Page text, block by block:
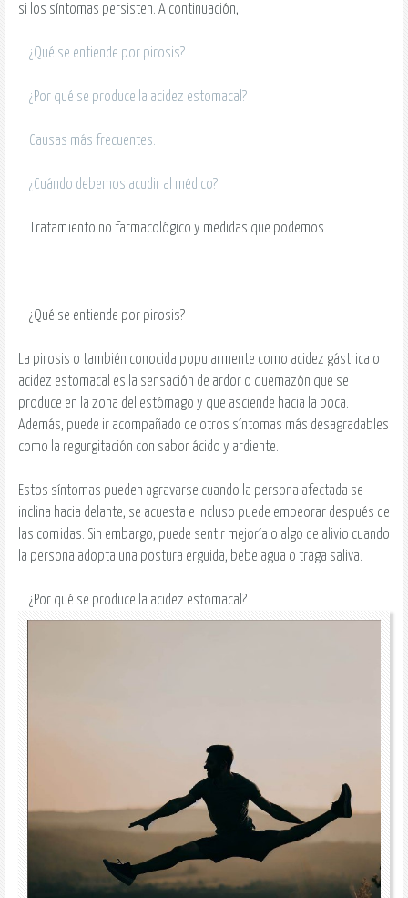
si los síntomas persisten. A continuación,
¿Qué se entiende por pirosis?
¿Por qué se produce la acidez estomacal?
Causas más frecuentes.
¿Cuándo debemos acudir al médico?
Tratamiento no farmacológico y medidas que podemos
¿Qué se entiende por pirosis?
La pirosis o también conocida popularmente como acidez gástrica o
acidez estomacal es la sensación de ardor o quemazón que se
produce en la zona del estómago y que asciende hacia la boca.
Además, puede ir acompañado de otros síntomas más desagradables
como la regurgitación con sabor ácido y ardiente.
Estos síntomas pueden agravarse cuando la persona afectada se
inclina hacia delante, se acuesta e incluso puede empeorar después de
las comidas. Sin embargo, puede sentir mejoría o algo de alivio cuando
la persona adopta una postura erguida, bebe agua o traga saliva.
¿Por qué se produce la acidez estomacal?